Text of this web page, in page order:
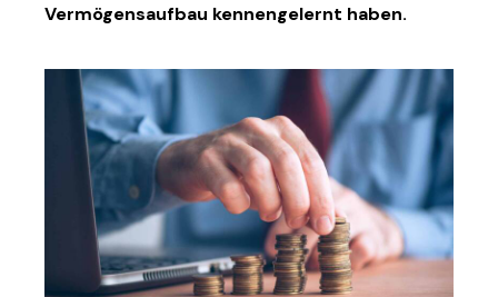
Vermögensaufbau kennengelernt haben.